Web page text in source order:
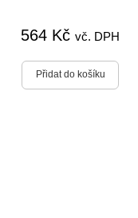
564 Kč vč. DPH
Přidat do košíku